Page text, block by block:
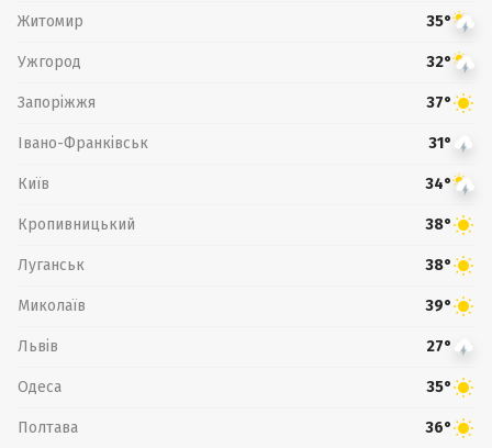
Житомир 35°
Ужгород 32°
Запоріжжя 37°
Івано-Франківськ 31°
Київ 34°
Кропивницький 38°
Луганськ 38°
Миколаїв 39°
Львів 27°
Одеса 35°
Полтава 36°